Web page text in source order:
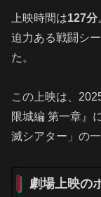
上映時間は127分
迫力ある戦闘シ
た。
この上映は、
限城編 第一章』
滅シアター」の
劇場上映の